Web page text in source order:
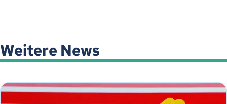
Weitere News